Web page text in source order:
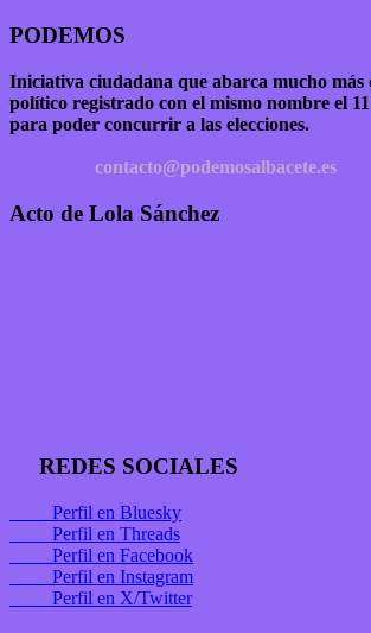
PODEMOS
Iniciativa ciudadana que abarca mucho más
político registrado con el mismo nombre el
para poder concurrir a las elecciones.
contacto@podemosalbacete.es
Acto de Lola Sánchez
REDES SOCIALES
Perfil en Bluesky
Perfil en Threads
Perfil en Facebook
Perfil en Instagram
Perfil en X/Twitter